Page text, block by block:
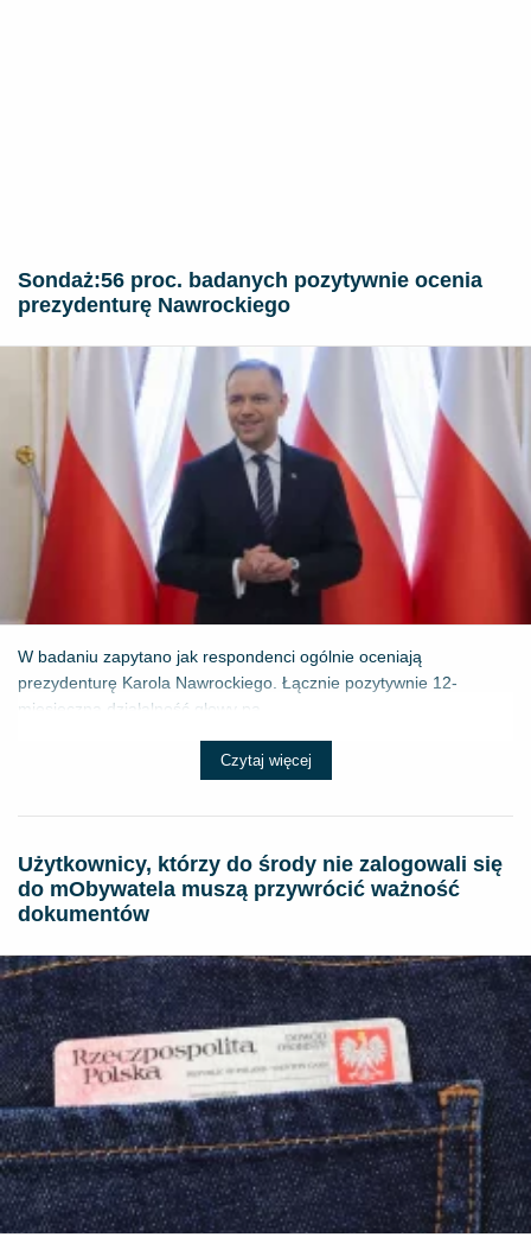
​Sondaż:56 proc. badanych pozytywnie ocenia
prezydenturę Nawrockiego
W badaniu zapytano jak respondenci ogólnie oceniają
prezydenturę Karola Nawrockiego. Łącznie pozytywnie 12-
miesięczną działalność głowy pa...
Czytaj więcej
Użytkownicy, którzy do środy nie zalogowali się
do mObywatela muszą przywrócić ważność
dokumentów